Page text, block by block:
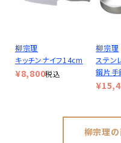
柳宗理
キッチンナイフ14cm
¥8,800税込
柳宗理
ステン
鋼片
¥
柳宗理の